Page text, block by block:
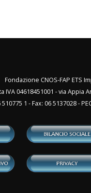
Fondazione CNOS-FAP ETS
IVA 04618451001 - via Appia
1 - Fax: 06 5137028 -